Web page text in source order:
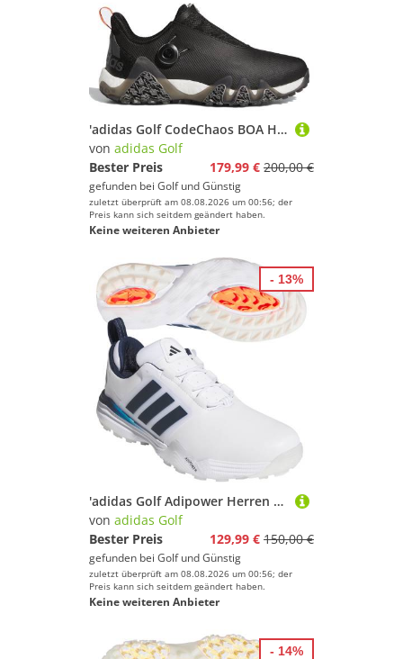
'adidas Golf CodeChaos BOA Herren Golfschuh schwarz'
von adidas Golf
Bester Preis
179,99 € 200,00 €
gefunden bei Golf und Günstig
zuletzt überprüft am 08.08.2026 um 00:56; der
Preis kann sich seitdem geändert haben.
Keine weiteren Anbieter
'adidas Golf Adipower Herren Golfschuh weiss/navy'
von adidas Golf
Bester Preis
129,99 € 150,00 €
gefunden bei Golf und Günstig
zuletzt überprüft am 08.08.2026 um 00:56; der
Preis kann sich seitdem geändert haben.
Keine weiteren Anbieter
- 13%
- 14%